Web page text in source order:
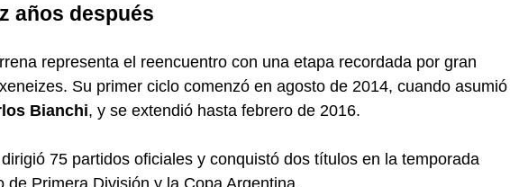
años después
representa el reencuentro con una etapa recordada por gran
Su primer ciclo comenzó en agosto de 2014, cuando asumió
Bianchi, y se extendió hasta febrero de 2016.
75 partidos oficiales y conquistó dos títulos en la temporada